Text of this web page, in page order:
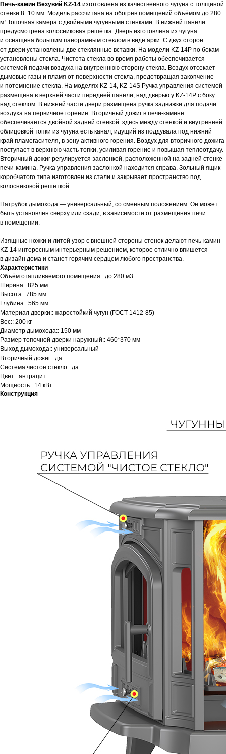
Печь-камин Везувий KZ-14 изготовлена из качественного чугуна с толщиной
стенки 8−10 мм. Модель рассчитана на обогрев помещений объёмом до 280
м³.Топочная камера с двойными чугунными стенками. В нижней панели
предусмотрена колосниковая решётка. Дверь изготовлена из чугуна
и оснащена большим панорамным стеклом в виде арки. С двух сторон
от двери установлены две стеклянные вставки. На модели KZ-14Р по бокам
установлены стекла. Чистота стекла во время работы обеспечивается
системой подачи воздуха на внутреннюю сторону стекла. Воздух отсекает
дымовые газы и пламя от поверхности стекла, предотвращая закопчение
и потемнение стекла. На моделях KZ-14, KZ-14S Ручка управления системой
размещена в верхней части передней панели, над дверью у KZ-14Р с боку
над стеклом. В нижней части двери размещена ручка задвижки для подачи
воздуха на первичное горение. Вторичный дожиг в печи-камине
обеспечивается двойной задней стенкой: здесь между стенкой и внутренней
облицовкой топки из чугуна есть канал, идущий из поддувала под нижний
край пламегасителя, в зону активного горения. Воздух для вторичного дожига
поступает в верхнюю часть топки, усиливая горение и повышая теплоотдачу.
Вторичный дожиг регулируется заслонкой, расположенной на задней стенке
печи-камина. Ручка управления заслонкой находится справа. Зольный ящик
коробчатого типа изготовлен из стали и закрывает пространство под
колосниковой решёткой.
Патрубок дымохода — универсальный, со сменным положением. Он может
быть установлен сверху или сзади, в зависимости от размещения печи
в помещении.
Изящные ножки и литой узор с внешней стороны стенок делают печь-камин
KZ-14 интересным интерьерным решением, которое отлично впишется
в дизайн дома и станет горячим сердцем любого пространства.
Характеристики
Объём отапливаемого помещения:: до 280 м3
Ширина:: 825 мм
Высота:: 785 мм
Глубина:: 565 мм
Материал дверки:: жаростойкий чугун (ГОСТ 1412-85)
Вес:: 200 кг
Диаметр дымохода:: 150 мм
Размер топочной дверки наружный:: 460*370 мм
Выход дымохода:: универсальный
Вторичный дожиг:: да
Система чистое стекло:: да
Цвет:: антрацит
Мощность:: 14 кВт
Конструкция